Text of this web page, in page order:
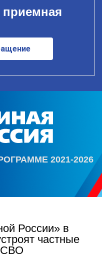
2021-2026
России» в
частные
СВО